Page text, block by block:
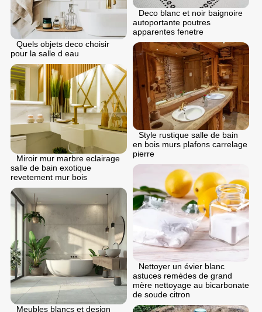
Deco blanc et noir baignoire
autoportante poutres
apparentes fenetre
Quels objets deco choisir
pour la salle d eau
Style rustique salle de bain
en bois murs plafons carrelage
pierre
Miroir mur marbre eclairage
salle de bain exotique
revetement mur bois
Nettoyer un évier blanc
astuces remèdes de grand
mère nettoyage au bicarbonate
de soude citron
Meubles blancs et design